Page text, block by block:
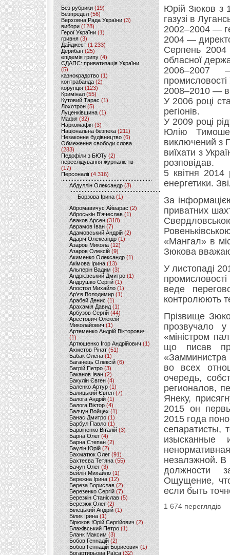
Без рубрики (19)
Безпредєл(56)
Верховна Рада України (3)
вибори(128)
Герої України(1)
гривня (3)
Дайджест (1 233)
Дерибан (25)
епідемія грипу (4)
ЄДАПС: приватизація України
(5)
казнокрадство (1)
контрабанда (2)
корупція (123)
Кримінал (55)
Кутовий Тарас (1)
Лохотрон(5)
Луценківщина (1)
Мафія (32)
Наркомафія (3)
Національна безпека (211)
Незаконне будівництво(6)
Обмеження свободи слова
(283)
Педофіли з БЮТу (2)
переслідування журналістів
(17)
Персоналії (4 316)
Абдуллін Олександр (3)
Борзова Ірина(1)
Абромавичус Айварас (2)
Аброськін В’ячеслав(1)
Аваков Арсен (318)
Аврамов Іван (7)
Адамовський Андрій(2)
Адаріч Олександр (1)
Азаров Микола (12)
Азаров Олексій (9)
Акименко Олександр(1)
Акімова Ірина(13)
Альперін Вадим (3)
Андрієвський Дмитро(1)
Андрушко Сергій(1)
Апостол Михайло(1)
Ар'єв Володимир (1)
Арабей Денис(1)
Арахамія Давид (1)
Арбузов Сергій (44)
Арестович Олексій
Миколайович(1)
Артеменко Андрій Вікторович
(1)
Артюшенко Ігор Андрійович(1)
Ахметов Рінат(51)
Бабак Олена(1)
Баганець Олексій(6)
Багрій Петро (3)
Баканов Іван(2)
Бакулін Євген (4)
Баленко Артур(1)
Балицький Євген(7)
Балога Андрій (1)
Балога Віктор (4)
Балчун Войцех (1)
Банас Дмитро (1)
Барбул Павло(1)
Барвіненко Віталій(3)
Барна Олег (4)
Барна Степан (2)
Баулін Юрій (2)
Бахматюк Олег (91)
Бахтеєва Тетяна(55)
Бачун Олег (3)
Бейлін Михайло (1)
Бережна Ірина(12)
Береза Борислав(2)
Березенко Сергій (7)
Березкін Станіслав (5)
Березюк Олег(2)
Білецький Андрій (1)
Білик Ірина (1)
Бірюков Юрій Сергійович (2)
Блажівський Петро (1)
Бланк Максим(3)
Бобов Геннадій (2)
Бобов Геннадій Борисович (1)
Богартирьова Раїса (32)
Юрій Зюков з
газузі в
2002–2004 —
2004 —
Серпень 2004
обласної
2006–2007
промисловості
2008–2010 —
У 2006 році
регіонів.
У 2009 році
Юлію
виключений з
виїхати з
розповідав.
5 квітня 2014
енергетики.
За
приватних
«Мангал» в
Зюкова
У листопаді
веде
контролюють
Прізвище
прозвучало
«міністром
що писав
во всех
очередь,
регионалов,
Янеку,
2015 он
2015 года
сепаратисты,
незалэжной.
должности
Ощущение,
если быть
1 674 переглядів